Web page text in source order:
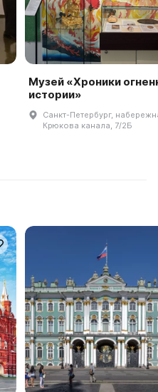
Музей «Хроники
истории»
Санкт-Петербург,
Крюкова канала, 7/2Б